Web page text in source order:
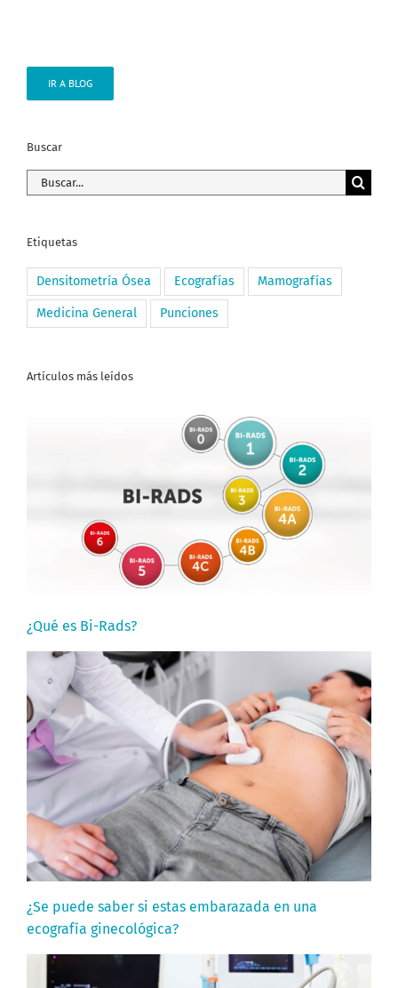
IR A BLOG
Buscar
Buscar:
Etiquetas
Densitometría Ósea Ecografías Mamografías
Medicina General Punciones
Artículos más leídos
¿Qué es Bi-Rads?
¿Se puede saber si estas embarazada en una
ecografía ginecológica?